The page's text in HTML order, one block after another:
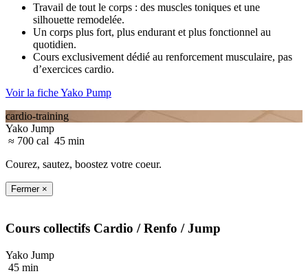
Travail de tout le corps : des muscles toniques et une
silhouette remodelée.
Un corps plus fort, plus endurant et plus fonctionnel au
quotidien.
Cours exclusivement dédié au renforcement musculaire, pas
d’exercices cardio.
Voir la fiche Yako Pump
cardio-training
Yako Jump
≈ 700 cal 45 min
Courez, sautez, boostez votre coeur.
Fermer ×
Cours collectifs Cardio / Renfo / Jump
Yako Jump
45 min